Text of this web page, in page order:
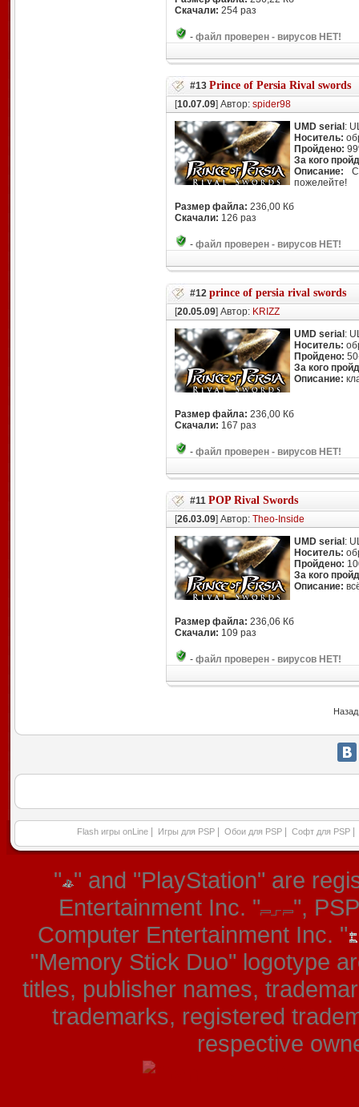
Скачали: 254 раз
- файл проверен - вирусов НЕТ!
#13 Prince of Persia Rival swords
[10.07.09] Автор: spider98
UMD serial :
Носитель:
Пройдено:
За кого
Описание:
пожелейте!
Размер файла: 236,00 Кб
Скачали: 126 раз
- файл проверен - вирусов НЕТ!
#12 prince of persia rival swords
[20.05.09] Автор: KRIZZ
UMD serial :
Носитель:
Пройдено:
За кого
Описание:
Размер файла: 236,00 Кб
Скачали: 167 раз
- файл проверен - вирусов НЕТ!
#11 POP Rival Swords
[26.03.09] Автор: Theo-Inside
UMD serial :
Носитель:
Пройдено:
За кого
Описание:
Размер файла: 236,06 Кб
Скачали: 109 раз
- файл проверен - вирусов НЕТ!
Flash игры onLine Игры для PSP Обои для PSP Софт для PSP
" " and "PlayStation" are
Entertainment Inc. "
",
Computer Entertainment Inc. "
"Memory Stick Duo" logotype
titles, publisher names,
trademarks, registered
respective